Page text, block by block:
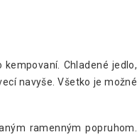
Chladené jedlo,
navyše. Všetko je možné
ramenným popruhom.